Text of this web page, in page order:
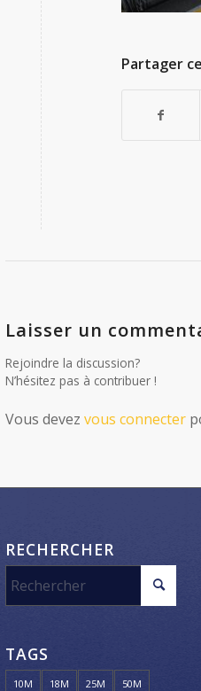
Partager
Laisser un
Rejoindre la discussion?
N’hésitez pas à contribuer !
Vous devez vous connecter
RECHERCHER
TAGS
10M 18M 25M 50M